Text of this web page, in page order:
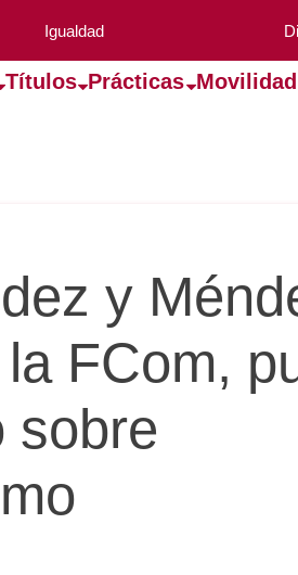
Igualdad
Títulos Prácticas Movilidad
y
FCom,
sobre